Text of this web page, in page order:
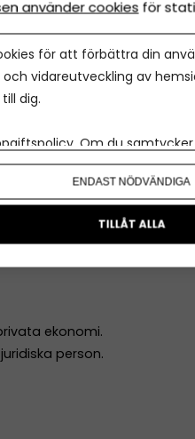
kan alla företag
möte.)
enskild
hur banken bedömer
ekonomi.
person.
använder cookies för
för att förbättra din
vidareutveckling av
dig.
. Om du
i efterhand hittar du den
ENDAST NÖDVÄNDIGA
TILLÅT ALLA